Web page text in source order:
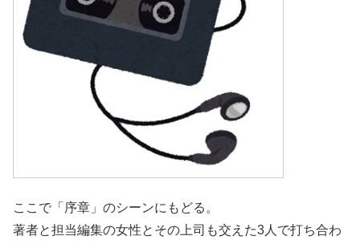
ここで「序章」のシーンにもどる。
著者と担当編集の女性とその上司も交えた3人で打ち合わ